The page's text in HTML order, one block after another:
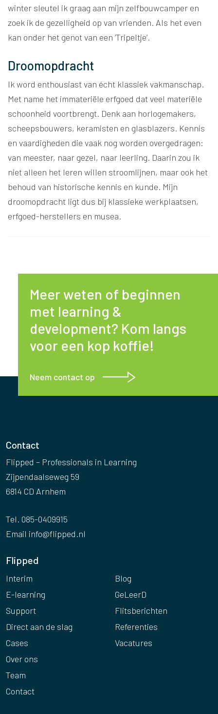
winter sleutel ik graag aan mijn zelfbouwcamper en
zoek ik de gezelligheid op van vrienden. Als het even
kan onder het genot van een ‘Tripeltje’.
Droomopdracht
Ik word enthousiast van écht klassiek vakmanschap.
Met name het immateriële erfgoed dat veel materiële
schoonheid voortbrengt. Denk aan horlogemakers,
scheepsbouwers, keramisten en glasblazers. Kennis
en vaardigheden die vaak nog worden overgedragen:
van meester, naar gezel, naar leerling. Daarin zou ik
niet alleen het leren willen stroomlijnen, maar ook het
behoud van historische kennis en kunde. Mijn
droomopdracht ligt dus bij klassieke werkplaatsen,
erfgoed-herstellers en musea.
Flipped
Contact
Interim
E-learning
Support
Direct aan de slag
Cases
Over ons
Team
Contact
Blog
GeLeerD
Flitsberichten
Referenties
Vacatures
Flipped – Professionals in Learning
Zijpendaalseweg 59
6814 CD Arnhem
Tel. 085-0409915
Email info@flipped.nl
Meer weten of beginnen
met learning &
development? Kom langs
voor een kop koffie!
Neem contact op